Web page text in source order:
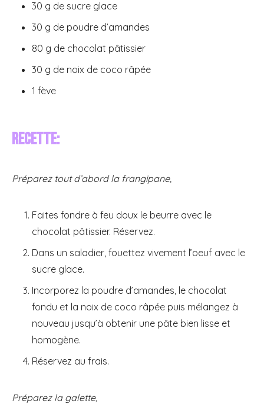
30 g de sucre glace
30 g de poudre d’amandes
80 g de chocolat pâtissier
30 g de noix de coco râpée
1 fève
Recette:
Préparez tout d’abord la frangipane,
Faites fondre à feu doux le beurre avec le
chocolat pâtissier. Réservez.
Dans un saladier, fouettez vivement l’oeuf avec le
sucre glace.
Incorporez la poudre d’amandes, le chocolat
fondu et la noix de coco râpée puis mélangez à
nouveau jusqu’à obtenir une pâte bien lisse et
homogène.
Réservez au frais.
Préparez la galette,